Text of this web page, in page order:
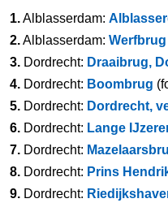
1.Alblasserdam:
2.Alblasserdam: Werfbrug
3. Dordrecht: Draaibrug,
4. Dordrecht: Boombrug
5. Dordrecht: Dordrecht,
6. Dordrecht: Lange
7. Dordrecht:
8. Dordrecht: Prins
9. Dordrecht: